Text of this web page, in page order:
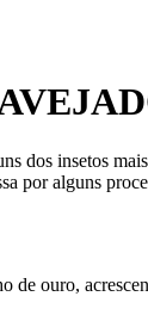
dos insetos
por alguns
ouro,